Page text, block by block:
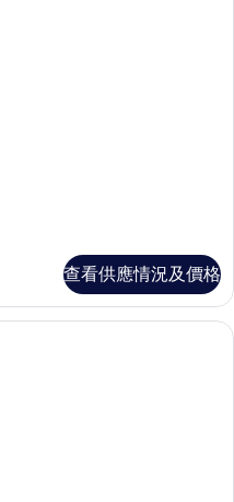
查看供應情況及價格